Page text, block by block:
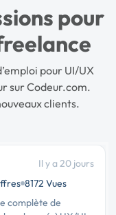
pour
pour UI/UX
sur Codeur.com.
clients.
Il y a 20 jours
8172 Vues
complète de